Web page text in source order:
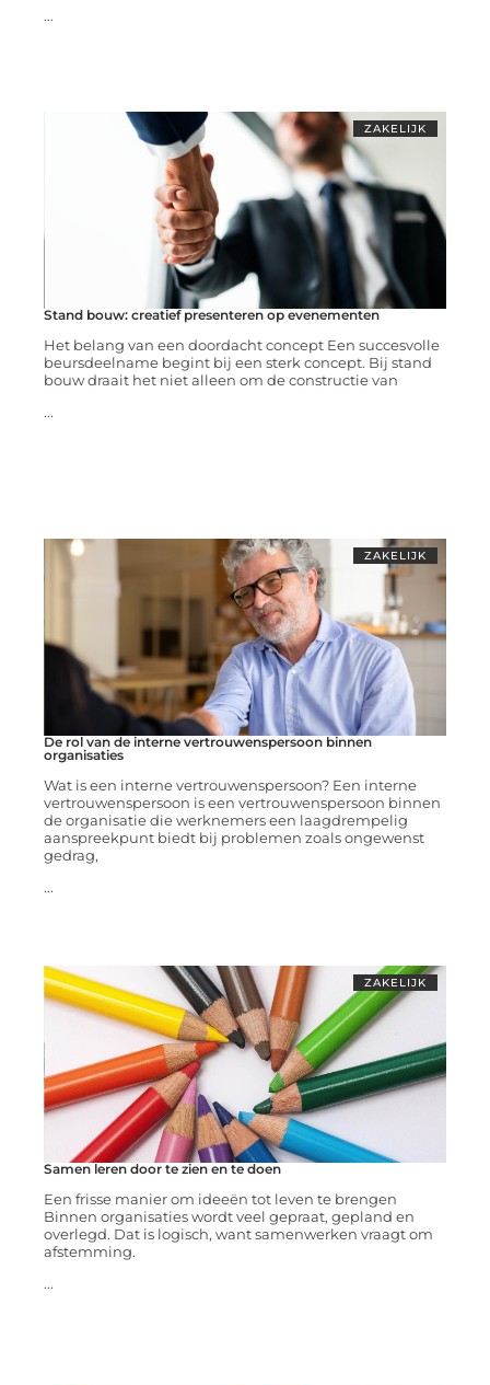
...
ZAKELIJK
Stand bouw: creatief presenteren op evenementen
Het belang van een doordacht concept Een succesvolle
beursdeelname begint bij een sterk concept. Bij stand
bouw draait het niet alleen om de constructie van
...
ZAKELIJK
De rol van de interne vertrouwenspersoon binnen
organisaties
Wat is een interne vertrouwenspersoon? Een interne
vertrouwenspersoon is een vertrouwenspersoon binnen
de organisatie die werknemers een laagdrempelig
aanspreekpunt biedt bij problemen zoals ongewenst
gedrag,
...
ZAKELIJK
Samen leren door te zien en te doen
Een frisse manier om ideeën tot leven te brengen
Binnen organisaties wordt veel gepraat, gepland en
overlegd. Dat is logisch, want samenwerken vraagt om
afstemming.
...